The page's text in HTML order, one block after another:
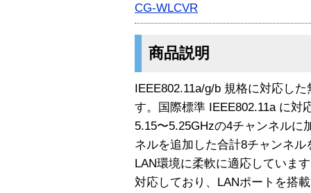
CG-WLCVR
商品説明
IEEE802.11a/g/b 規格に対応し
す。国際標準 IEEE802.11a に対
5.15〜5.25GHzの4チャンネルに
ネルを追加した合計8チャンネ
LAN環境に柔軟に適応していま
対応しており、LANポートを搭